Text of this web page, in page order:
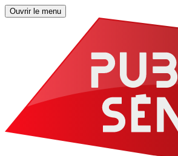
Ouvrir le menu